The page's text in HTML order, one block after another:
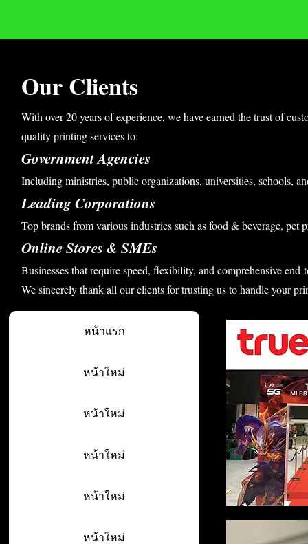
Our Clients
With over 20 years of experience, we have earned the trust of
quality printing services to:
Government Agencies
Including ministries, public organizations, universities, schools,
Leading Corporations
Top brands from various industries such as food & beverage, pet
Online Stores & SMEs
Businesses that require speed, flexibility, and comprehensive
We sincerely thank all our clients for trusting us to handle your
หน้าแรก
หน้าใหม่
หน้าใหม่
หน้าใหม่
หน้าใหม่
หน้าใหม่